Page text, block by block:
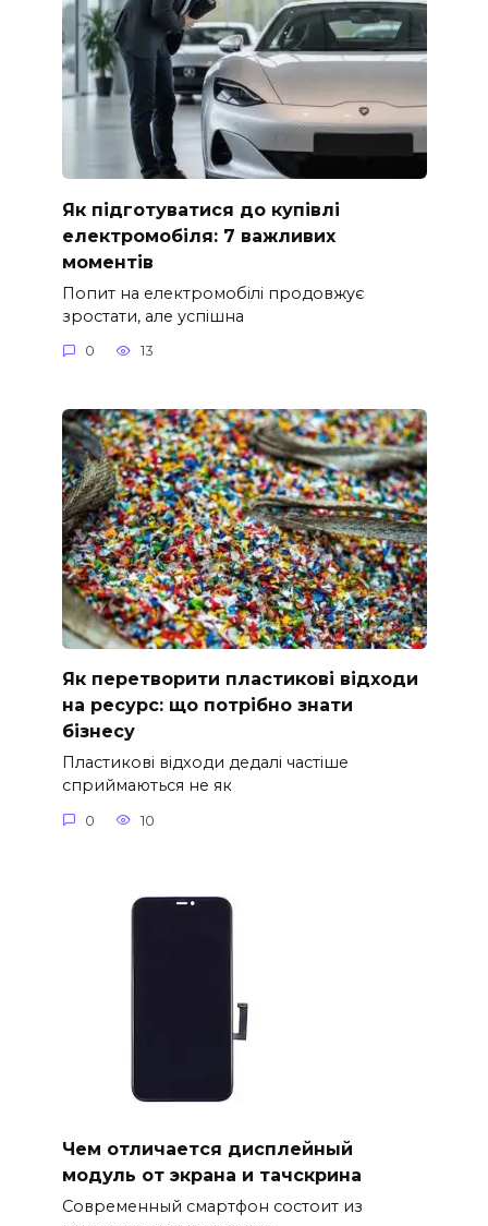
Як підготуватися до купівлі
електромобіля: 7 важливих
моментів
Попит на електромобілі продовжує
зростати, але успішна
0 13
Як перетворити пластикові відходи
на ресурс: що потрібно знати
бізнесу
Пластикові відходи дедалі частіше
сприймаються не як
0 10
Чем отличается дисплейный
модуль от экрана и тачскрина
Современный смартфон состоит из